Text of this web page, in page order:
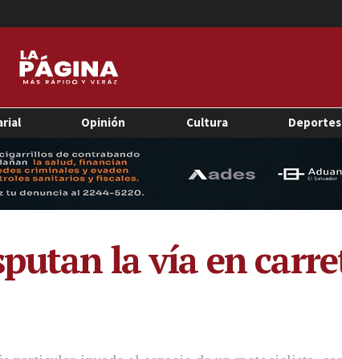
Opinión Cultura Deportes
la vía en